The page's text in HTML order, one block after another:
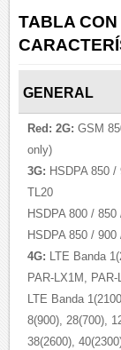
TABLA
GENERAL
Red: 2G: GSM
only)
3G: HSDPA 850
TL20
HSDPA 800 /
HSDPA 850 /
4G: LTE Banda
PAR-LX1M, PAR-
LTE Banda
8(900), 28(700),
38(2600),